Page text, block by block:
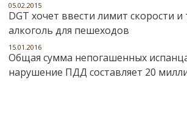
05.02.2015
DGT хочет ввести лимит скорости и
алкоголь для пешеходов
15.01.2016
Общая сумма непогашенных
нарушение ПДД составляет 20